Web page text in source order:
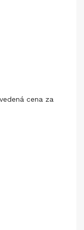
cena za